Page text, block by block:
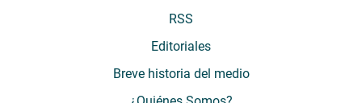
RSS
Editoriales
Breve historia del medio